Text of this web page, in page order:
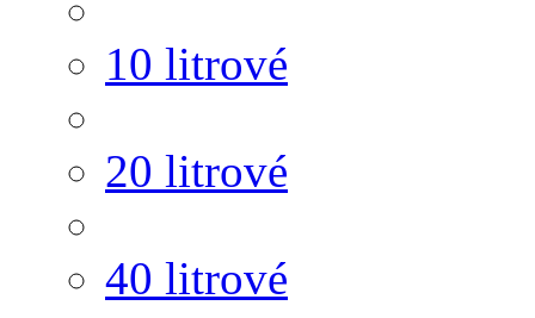
10 litrové
20 litrové
40 litrové